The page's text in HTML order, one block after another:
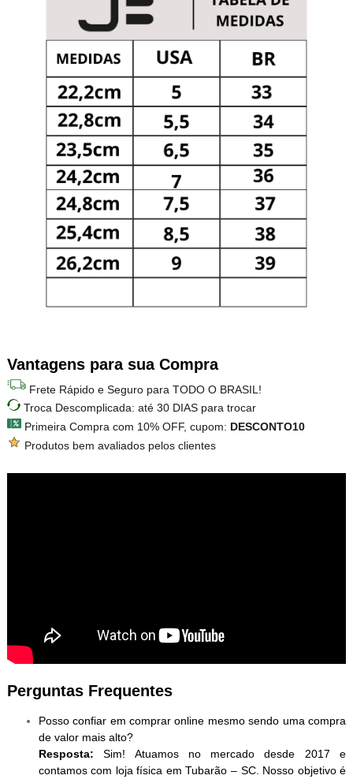
Vantagens para sua Compra
Frete Rápido e Seguro para TODO O BRASIL!
Troca Descomplicada: até 30 DIAS para trocar
Primeira Compra com 10% OFF, cupom: DESCONTO10
Produtos bem avaliados pelos clientes
Perguntas Frequentes
Posso confiar em comprar online mesmo sendo uma compra
de valor mais alto?
Resposta: Sim! Atuamos no mercado desde 2017 e
contamos com loja física em Tubarão – SC. Nosso objetivo é